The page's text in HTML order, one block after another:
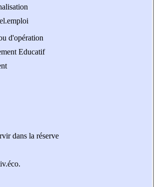
d'opération
Educatif
dans la réserve